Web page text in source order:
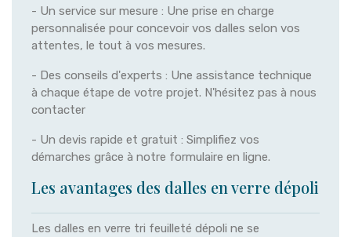
- Un service sur mesure : Une prise en charge
personnalisée pour concevoir vos dalles selon vos
attentes, le tout à vos mesures.
- Des conseils d'experts : Une assistance technique
à chaque étape de votre projet. N'hésitez pas à nous
contacter
- Un devis rapide et gratuit : Simplifiez vos
démarches grâce à notre formulaire en ligne.
Les avantages des dalles en verre dépoli
Les dalles en verre tri feuilleté dépoli ne se